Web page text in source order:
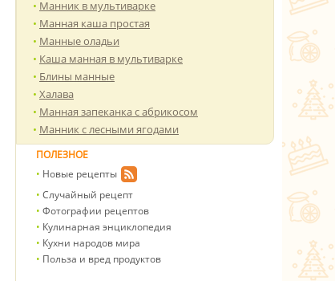
Манник в мультиварке
Манная каша простая
Манные оладьи
Каша манная в мультиварке
Блины манные
Халава
Манная запеканка с абрикосом
Манник с лесными ягодами
ПОЛЕЗНОЕ
Новые рецепты
Случайный рецепт
Фотографии рецептов
Кулинарная энциклопедия
Кухни народов мира
Польза и вред продуктов